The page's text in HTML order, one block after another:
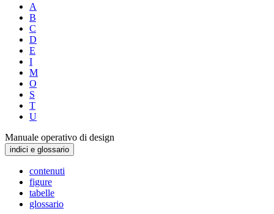
A
B
C
D
E
I
M
O
S
T
U
Manuale operativo di design
indici e glossario
contenuti
figure
tabelle
glossario